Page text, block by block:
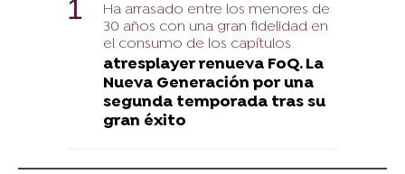
Ha arrasado entre los menores de
30 años con una gran fidelidad en
el consumo de los capítulos
atresplayer renueva FoQ. La
Nueva Generación por una
segunda temporada tras su
gran éxito